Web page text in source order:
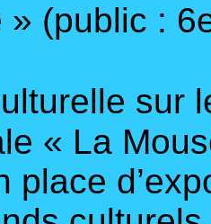
» (public :
sur
« La
place